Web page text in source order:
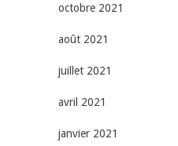
octobre 2021
août 2021
juillet 2021
avril 2021
janvier 2021